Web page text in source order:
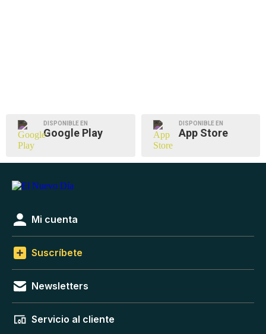
DISPONIBLE EN
Google Play
DISPONIBLE EN
App Store
Mi cuenta
Suscríbete
Newsletters
Servicio al cliente